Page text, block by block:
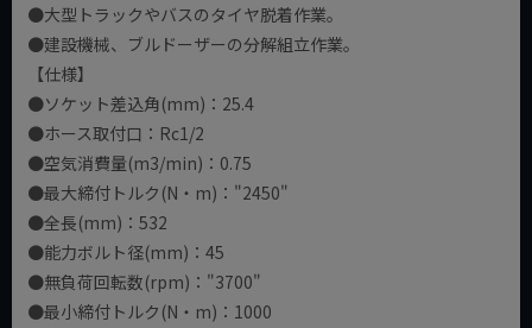
●大型トラックやバスのタイヤ脱着作業。
●建設機械、ブルドーザーの分解組立作業。
【仕様】
●ソケット差込角(mm)：25.4
●ホース取付口：Rc1/2
●空気消費量(m3/min)：0.75
●最大締付トルク(N・m)："2450"
●全長(mm)：532
●能力ボルト径(mm)：45
●無負荷回転数(rpm)："3700"
●最小締付トルク(N・m)：1000